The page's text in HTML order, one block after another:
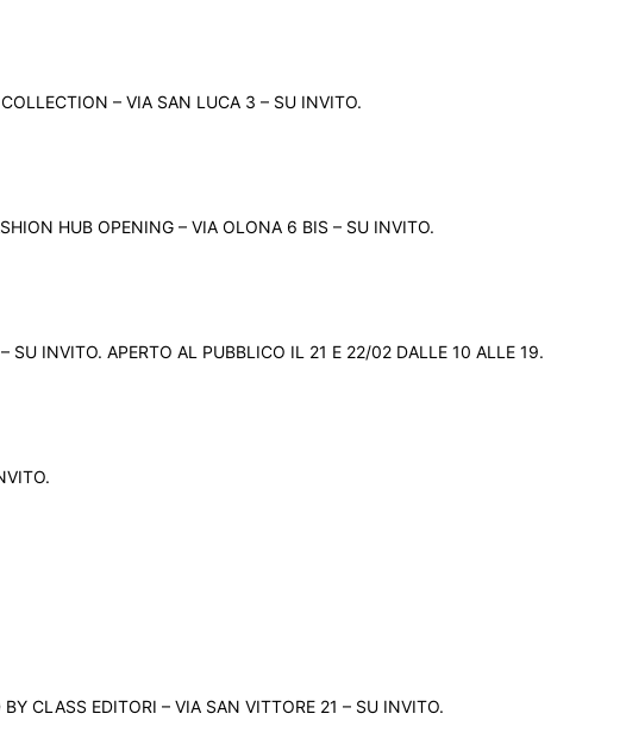
– VIA SAN LUCA 3 – SU INVITO.
HUB OPENING – VIA OLONA 6 BIS – SU INVITO.
SU INVITO. APERTO AL PUBBLICO IL 21 E 22/02 DALLE 10 ALLE 19.
BY CLASS EDITORI – VIA SAN VITTORE 21 – SU INVITO.